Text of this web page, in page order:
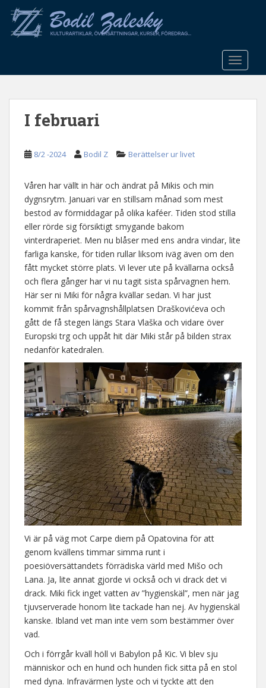
o
I februari
8/2 -2024 Bodil Z Berättelser ur livet
Våren har vällt in här och ändrat på Mikis och min
dygnsrytm. Januari var en stillsam månad som mest
bestod av förmiddagar på olika kaféer. Tiden stod stilla
eller rörde sig försiktigt smygande bakom
vinterdraperiet. Men nu blåser med ens andra vindar, lite
farliga kanske, för tiden rullar liksom iväg även om den
fått mycket större plats. Vi lever ute på kvällarna också
och flera gånger har vi nu tagit sista spårvagnen hem.
Här ser ni Miki för några kvällar sedan. Vi har just
kommit från spårvagnshållplatsen Draškovićeva och
gått de få stegen längs Stara Vlaška och vidare över
Europski trg och uppåt hit där Miki står på bilden strax
nedanför katedralen.
Vi är på väg mot Carpe diem på Opatovina för att
genom kvällens timmar simma runt i
poesiöversättandets förrädiska värld med Mišo och
Lana. Ja, lite annat gjorde vi också och vi drack det vi
drack. Miki fick inget vatten av ”hygienskäl”, men när jag
tjuvserverade honom lite tackade han nej. Av hygienskäl
kanske. Ibland vet man inte vem som bestämmer över
vad.
Och i förrgår kväll höll vi Babylon på Kic. Vi blev sju
människor och en hund och hunden fick sitta på en stol
med dyna. Infravärmen lyste och vi tyckte att den